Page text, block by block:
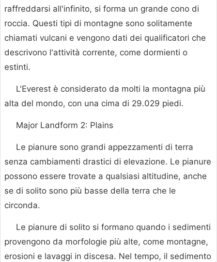
raffreddarsi all'infinito, si forma un grande cono di
roccia. Questi tipi di montagne sono solitamente
chiamati vulcani e vengono dati dei qualificatori che
descrivono l'attività corrente, come dormienti o
estinti.
L'Everest è considerato da molti la montagna più
alta del mondo, con una cima di 29.029 piedi.
Major Landform 2: Plains
Le pianure sono grandi appezzamenti di terra
senza cambiamenti drastici di elevazione. Le pianure
possono essere trovate a qualsiasi altitudine, anche
se di solito sono più basse della terra che le
circonda.
Le pianure di solito si formano quando i sedimenti
provengono da morfologie più alte, come montagne,
erosioni e lavaggi in discesa. Nel tempo, il sedimento